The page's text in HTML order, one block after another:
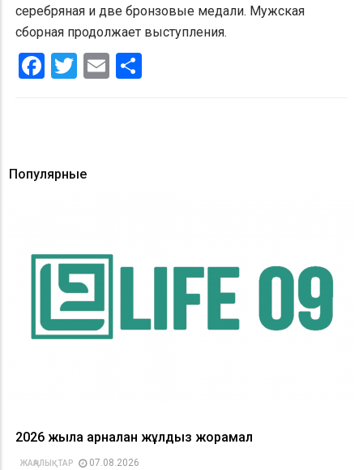
серебряная и две бронзовые медали. Мужская
сборная продолжает выступления.
Facebook
Twitter
Email
Популярные
2026 жылға арналған жұлдыз жорамал
ЖАҢАЛЫҚТАР 07.08.2026